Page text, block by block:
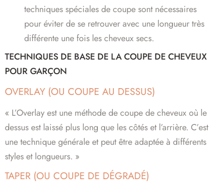
techniques spéciales de coupe sont nécessaires
pour éviter de se retrouver avec une longueur très
différente une fois les cheveux secs.
TECHNIQUES DE BASE DE LA COUPE DE CHEVEUX
POUR GARÇON
OVERLAY (OU COUPE AU DESSUS)
« L’Overlay est une méthode de coupe de cheveux où le
dessus est laissé plus long que les côtés et l’arrière. C’est
une technique générale et peut être adaptée à différents
styles et longueurs. »
TAPER (OU COUPE DE DÉGRADÉ)